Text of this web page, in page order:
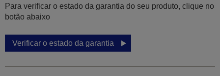
Para verificar o estado da garantia do seu produto, clique no
botão abaixo
Verificar o estado da garantia